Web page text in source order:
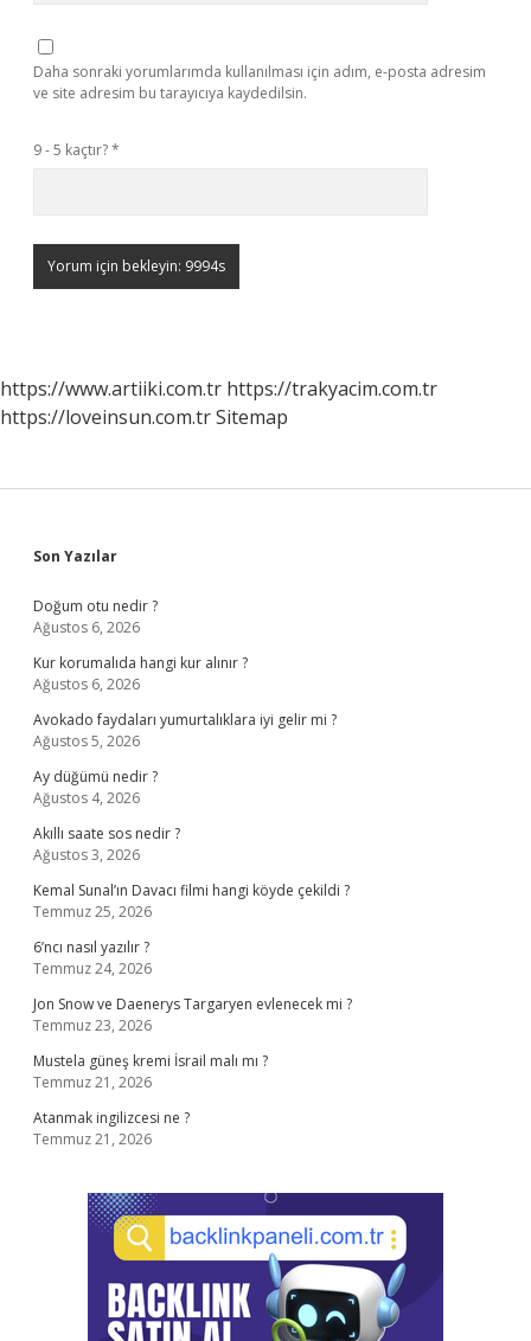
Daha sonraki yorumlarımda kullanılması için adım, e-posta adresim
ve site adresim bu tarayıcıya kaydedilsin.
9 - 5 kaçtır?*
https://www.artiiki.com.tr https://trakyacim.com.tr
https://loveinsun.com.trSitemap
Sidebar
Son Yazılar
Doğum otu nedir ?
Ağustos 6, 2026
Kur korumalıda hangi kur alınır ?
Ağustos 6, 2026
Avokado faydaları yumurtalıklara iyi gelir mi ?
Ağustos 5, 2026
Ay düğümü nedir ?
Ağustos 4, 2026
Akıllı saate sos nedir ?
Ağustos 3, 2026
Kemal Sunal’ın Davacı filmi hangi köyde çekildi ?
Temmuz 25, 2026
6’ncı nasıl yazılır ?
Temmuz 24, 2026
Jon Snow ve Daenerys Targaryen evlenecek mi ?
Temmuz 23, 2026
Mustela güneş kremi İsrail malı mı ?
Temmuz 21, 2026
Atanmak ingilizcesi ne ?
Temmuz 21, 2026